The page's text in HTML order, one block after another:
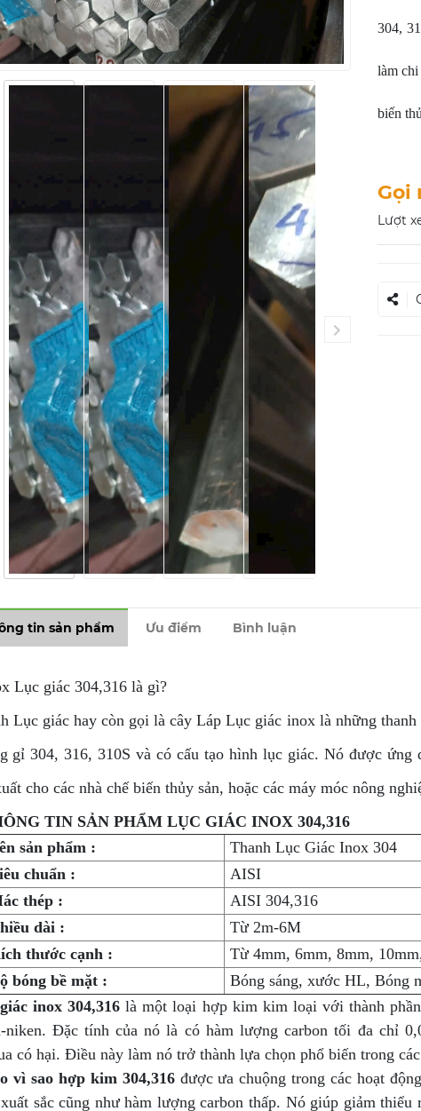
304,
làm chi
biến
Gọi
Lượt
tin sản phẩm Ưu điểm Bình luận
Lục giác 304,316 là gì?
Lục giác hay còn gọi là cây Láp Lục giác inox là những
gỉ 304, 316, 310S và có cấu tạo hình lục giác. Nó được
cho các nhà chế biến thủy sản, hoặc các máy móc nông
TIN SẢN PHẨM LỤC GIÁC INOX 304,316
sản phẩm :
Thanh Lục Giác Inox 304
chuẩn :
AISI
thép :
AISI 304,316
dài :
Từ 2m-6M
thước cạnh :
Từ 4mm, 6mm, 8mm,
bóng bề mặt :
Bóng sáng, xước HL, Bóng
inox 304,316là một loại hợp kim kim loại với thành
niken. Đặc tính của nó là có hàm lượng carbon tối đa chỉ
có hại. Điều này làm nó trở thành lựa chọn phổ biến trong
vì sao hợp kim 304,316được ưa chuộng trong các hoạt
sắc cũng như hàm lượng carbon thấp. Nó giúp giảm